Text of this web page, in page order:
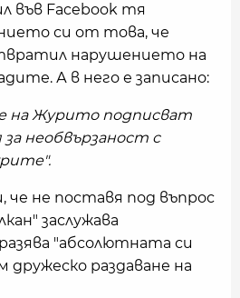
във Facebook тя
си от това, че
нарушението на
А в него е записано:
на Журито подписват
за необвързаност с
че не поставя под въпрос
заслужава
"абсолютната си
раздаване на